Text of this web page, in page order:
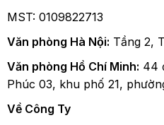
MST: 0109822713
Văn phòng Hà Nội: Tầng 2,
Văn phòng Hồ Chí Minh: 44
Phúc 03, khu phố 21,
Về Công Ty